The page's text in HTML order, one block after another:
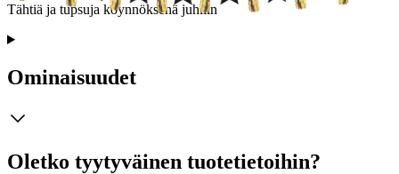
Tähtiä ja tupsuja köynnöksenä juhliin
Ominaisuudet
Oletko tyytyväinen tuotetietoihin?